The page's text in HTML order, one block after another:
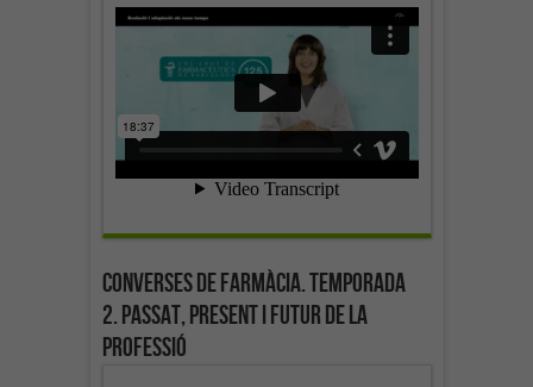
Converses de farmàcia. Temporada
2. Passat, present i futur de la
professió